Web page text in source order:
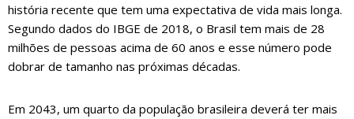
história recente que tem uma expectativa de vida mais longa.
Segundo dados do IBGE de 2018, o Brasil tem mais de 28
milhões de pessoas acima de 60 anos e esse número pode
dobrar de tamanho nas próximas décadas.
Em 2043, um quarto da população brasileira deverá ter mais